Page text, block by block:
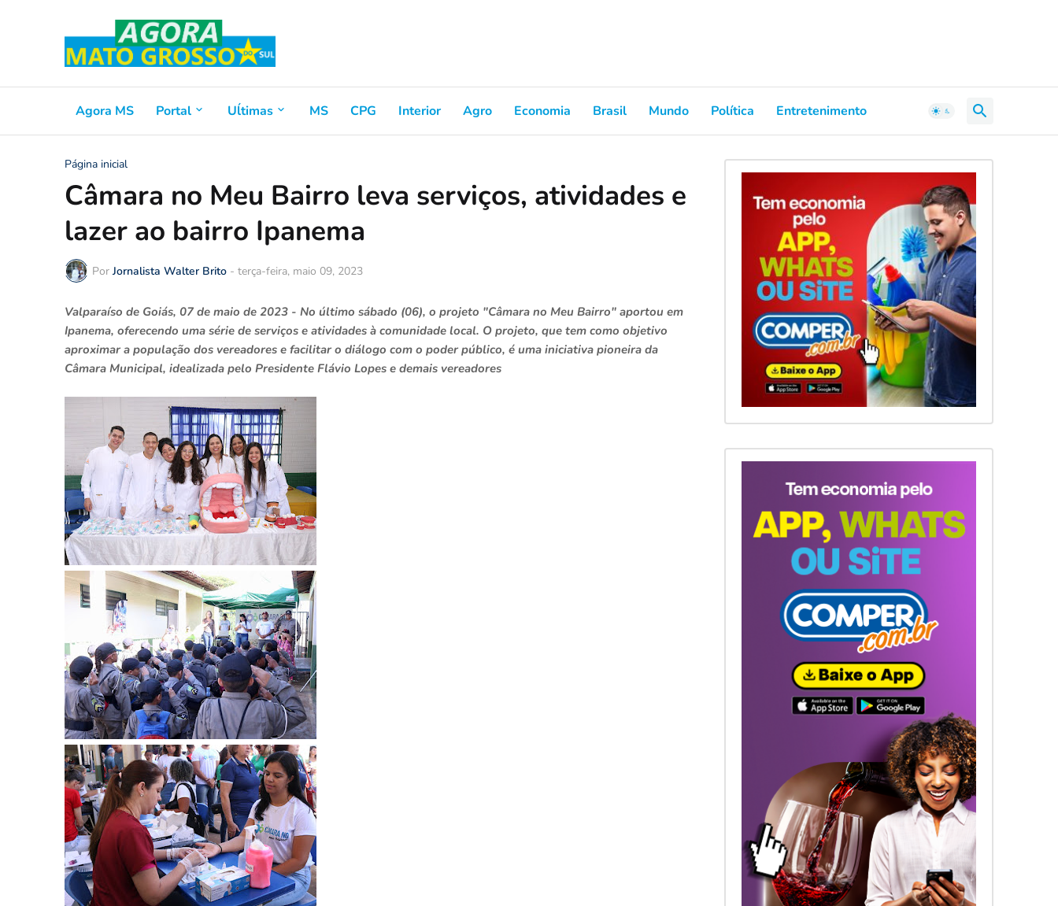
Agora MS Portal Uĺtimas MS CPG Interior Agro Economia Brasil Mundo Política Entretenimento
Página inicial
Câmara no Meu Bairro leva serviços, atividades e
lazer ao bairro Ipanema
Por Jornalista Walter Brito - terça-feira, maio 09, 2023
Valparaíso de Goiás, 07 de maio de 2023 - No último sábado (06), o projeto "Câmara no Meu Bairro" aportou em
Ipanema, oferecendo uma série de serviços e atividades à comunidade local. O projeto, que tem como objetivo
aproximar a população dos vereadores e facilitar o diálogo com o poder público, é uma iniciativa pioneira da
Câmara Municipal, idealizada pelo Presidente Flávio Lopes e demais vereadores